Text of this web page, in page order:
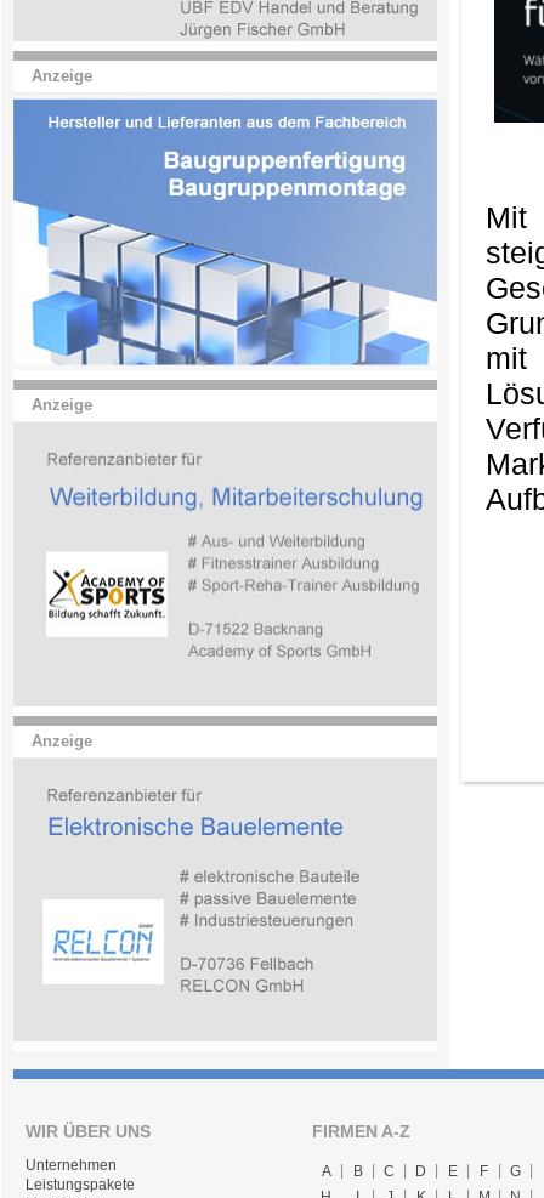
Anzeige
Anzeige
Anzeige
Mit
mit
WIR ÜBER UNS
Unternehmen
Leistungspakete
FIRMEN A-Z
A B C D E F
G